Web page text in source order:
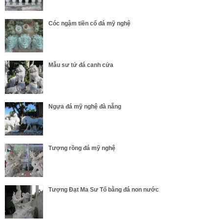
Cóc ngậm tiền cổ đá mỹ nghệ
Mẫu sư tử đá canh cửa
Ngựa đá mỹ nghệ đà nẵng
Tượng rồng đá mỹ nghệ
Tượng Đạt Ma Sư Tổ bằng đá non nước